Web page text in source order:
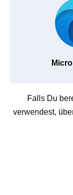
Falls Du
verwendest,